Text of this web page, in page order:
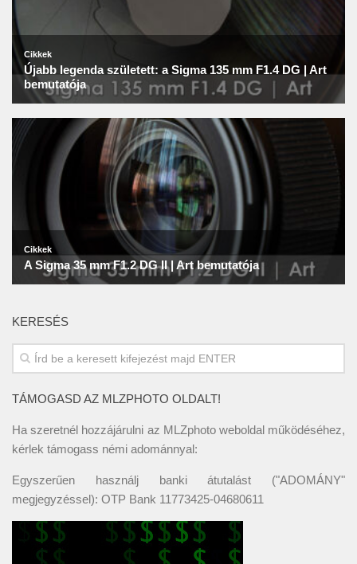
KERESÉS
TÁMOGASD AZ MLZPHOTO OLDALT!
Ha szeretnél hozzájárulni az MLZphoto weboldal működéséhez,
kérlek támogass némi adománnyal:
Egyszerűen használj banki átutalást ("ADOMÁNY"
megjegyzéssel): OTP Bank 11773425-04680611